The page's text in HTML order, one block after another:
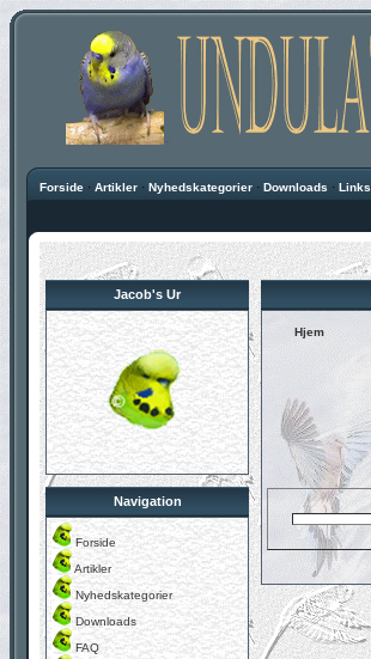
Forside · Artikler · Nyhedskategorier · Downloads · Links
Jacob's Ur
Navigation
Forside
Artikler
Nyhedskategorier
Downloads
FAQ
Hjem